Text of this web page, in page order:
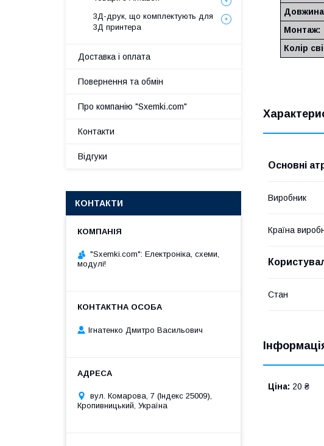
Довжина
Монтаж:
Колір
Основні
Виробник
Країна
Стан
Ціна: 20 ₴
3Д-друк, що комплектують для
3Д принтера
Доставка і оплата
Повернення та обмін
Про компанію "Sxemki.com"
Контакти
Відгуки
КОНТАКТИ
"Sxemki.com": Електроніка, схеми,
модулі!
Ігнатенко Дмитро Васильович
вул. Комарова, 7 (Індекс 25009),
Кропивницький, Україна